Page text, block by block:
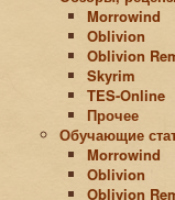
Morrowind
Oblivion
Oblivion
Skyrim
TES-Online
Прочее
Обучающие
Morrowind
Oblivion
Oblivion